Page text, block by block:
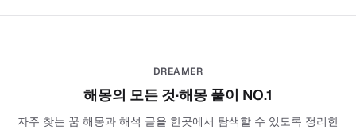
DREAMER
해몽의 모든 것·해몽 풀이 NO.1
자주 찾는 꿈 해몽과 해석 글을 한곳에서 탐색할 수 있도록 정리한